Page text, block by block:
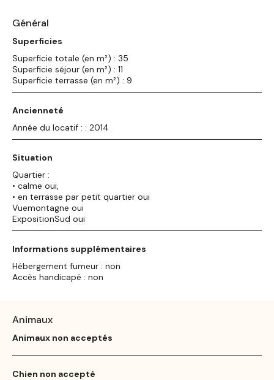
Général
Superficies
Superficie totale (en m²) : 35
Superficie séjour (en m²) : 11
Superficie terrasse (en m²) : 9
Ancienneté
Année du locatif : : 2014
Situation
Quartier :
• calme oui,
• en terrasse par petit quartier oui
Vuemontagne oui
ExpositionSud oui
Informations supplémentaires
Hébergement fumeur : non
Accès handicapé : non
Animaux
Animaux non acceptés
Chien non accepté